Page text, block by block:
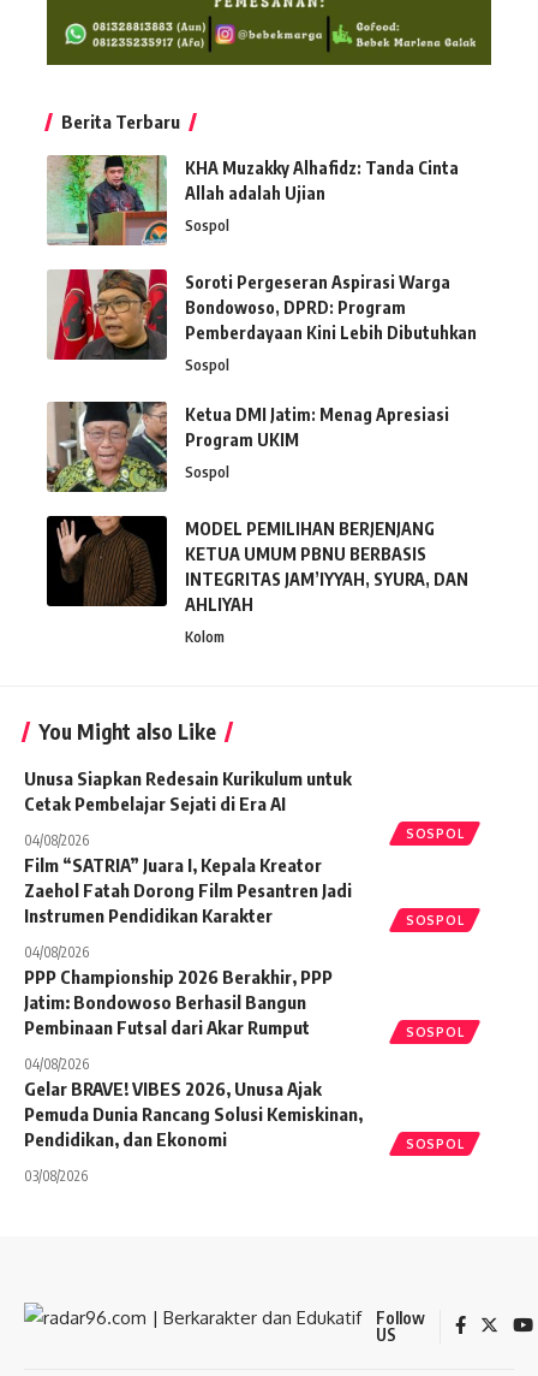
Berita Terbaru
KHA Muzakky Alhafidz: Tanda Cinta
Allah adalah Ujian
Sospol
Soroti Pergeseran Aspirasi Warga
Bondowoso, DPRD: Program
Pemberdayaan Kini Lebih Dibutuhkan
Sospol
Ketua DMI Jatim: Menag Apresiasi
Program UKIM
Sospol
MODEL PEMILIHAN BERJENJANG
KETUA UMUM PBNU BERBASIS
INTEGRITAS JAM’IYYAH, SYURA, DAN
AHLIYAH
Kolom
You Might also Like
SOSPOL
Unusa Siapkan Redesain Kurikulum untuk
Cetak Pembelajar Sejati di Era AI
04/08/2026
SOSPOL
Film “SATRIA” Juara I, Kepala Kreator
Zaehol Fatah Dorong Film Pesantren Jadi
Instrumen Pendidikan Karakter
04/08/2026
SOSPOL
PPP Championship 2026 Berakhir, PPP
Jatim: Bondowoso Berhasil Bangun
Pembinaan Futsal dari Akar Rumput
04/08/2026
SOSPOL
Gelar BRAVE! VIBES 2026, Unusa Ajak
Pemuda Dunia Rancang Solusi Kemiskinan,
Pendidikan, dan Ekonomi
03/08/2026
Follow
US